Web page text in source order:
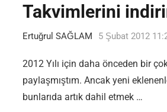
Takvimlerini
Ertuğrul SAĞLAM 5 Şubat 2012
2012 Yılı için daha önceden bir
paylaşmıştım. Ancak yeni
bunlarıda artık dahil etmek …